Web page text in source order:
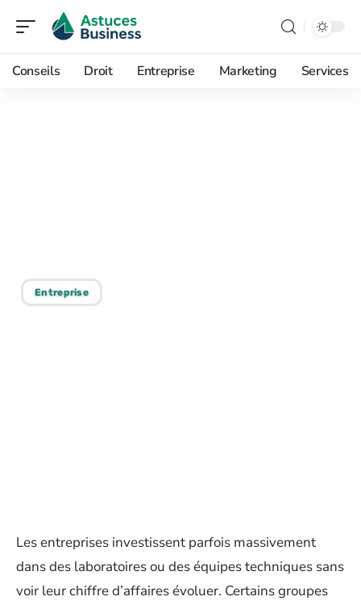
Conseils Droit Entreprise Marketing Services
Entreprise
Les entreprises investissent parfois massivement
dans des laboratoires ou des équipes techniques sans
voir leur chiffre d’affaires évoluer. Certains groupes